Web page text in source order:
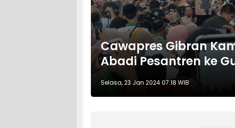
Cawapres Gibran
Abadi Pesantren ke
Selasa, 23 Jan 2024 07:18 WIB